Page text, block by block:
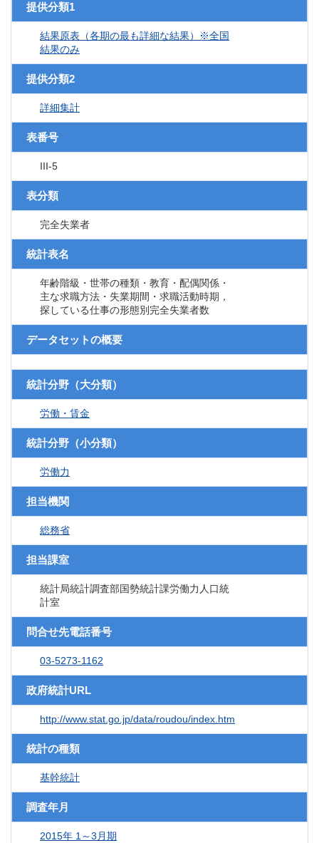
提供分類1
結果原表（各期の最も詳細な結果）※全国
結果のみ
提供分類2
詳細集計
表番号
III-5
表分類
完全失業者
統計表名
年齢階級・世帯の種類・教育・配偶関係・
主な求職方法・失業期間・求職活動時期，
探している仕事の形態別完全失業者数
データセットの概要
統計分野（大分類）
労働・賃金
統計分野（小分類）
労働力
担当機関
総務省
担当課室
統計局統計調査部国勢統計課労働力人口統
計室
問合せ先電話番号
03-5273-1162
政府統計URL
http://www.stat.go.jp/data/roudou/index.htm
統計の種類
基幹統計
調査年月
2015年 1～3月期